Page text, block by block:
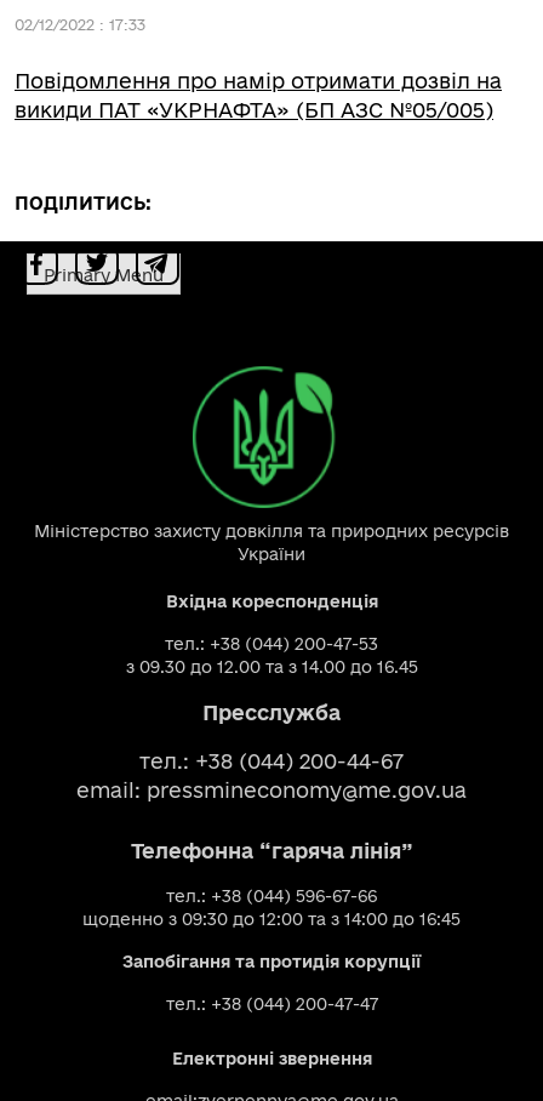
02/12/2022 : 17:33
Повідомлення про намір отримати дозвіл на
викиди ПАТ «УКРНАФТА» (БП АЗС №05/005)
ПОДІЛИТИСЬ:
Primary Menu
Міністерство захисту довкілля та природних ресурсів
України
Вхідна кореспонденція
тел.: +38 (044) 200-47-53
з 09.30 до 12.00 та з 14.00 до 16.45
Пресслужба
тел.: +38 (044) 200-44-67
email: pressmineconomy@me.gov.ua
Телефонна “гаряча лінія”
тел.: +38 (044) 596-67-66
щоденно з 09:30 до 12:00 та з 14:00 до 16:45
Запобігання та протидія корупції
тел.: +38 (044) 200-47-47
Електронні звернення